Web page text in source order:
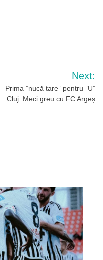
Next:
Prima ”nucă tare” pentru ”U”
Cluj. Meci greu cu FC Argeș